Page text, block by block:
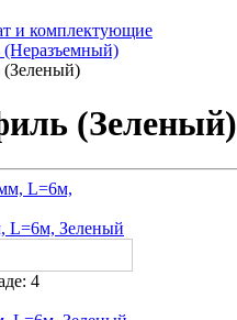
и комплектующие
(Зеленый)
L=6м, Зеленый
4